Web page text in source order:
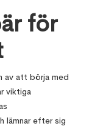
för
av att börja med
viktiga
lämnar efter sig